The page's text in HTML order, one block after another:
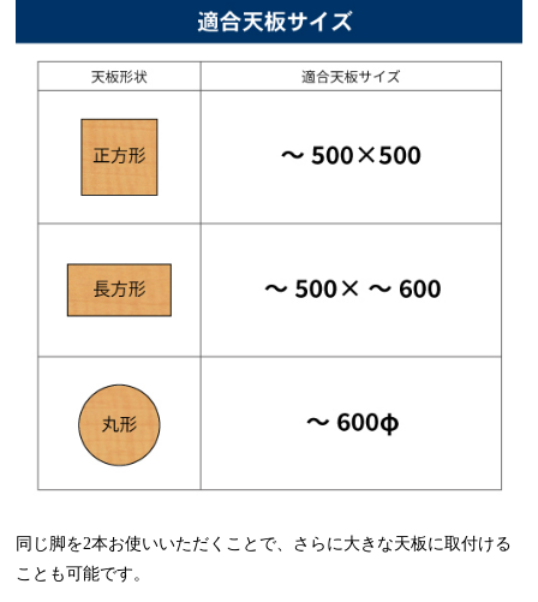
同じ脚を2本お使いいただくことで、さらに大きな天板に取付ける
ことも可能です。